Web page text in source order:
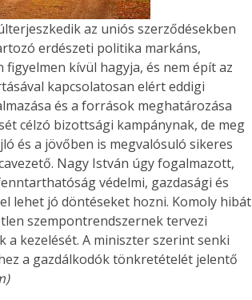
az uniós szerződésekben
erdészeti politika markáns,
kívül hagyja, és nem épít az
kapcsolatosan elért eddigi
és a források meghatározása
célzó bizottsági kampánynak, de meg
és a jövőben is megvalósuló sikeres
Nagy István úgy fogalmazott,
védelmi, gazdasági és
lehet jó döntéseket hozni. Komoly hibát
szempontrendszernek tervezi
kezelését. A miniszter szerint senki
a gazdálkodók tönkretételét jelentő